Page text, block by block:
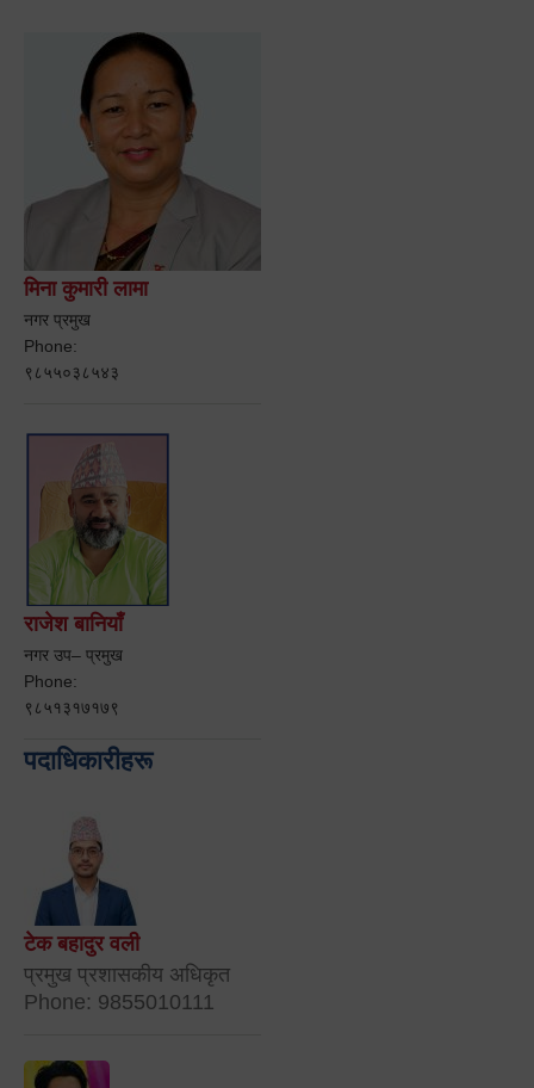
मिना कुमारी लामा
नगर प्रमुख
Phone:
९८५५०३८५४३
राजेश बानियाँ
नगर उप– प्रमुख
Phone:
९८५१३१७१७९
पदाधिकारीहरू
टेक बहादुर वली
प्रमुख प्रशासकीय अधिकृत
Phone: 9855010111